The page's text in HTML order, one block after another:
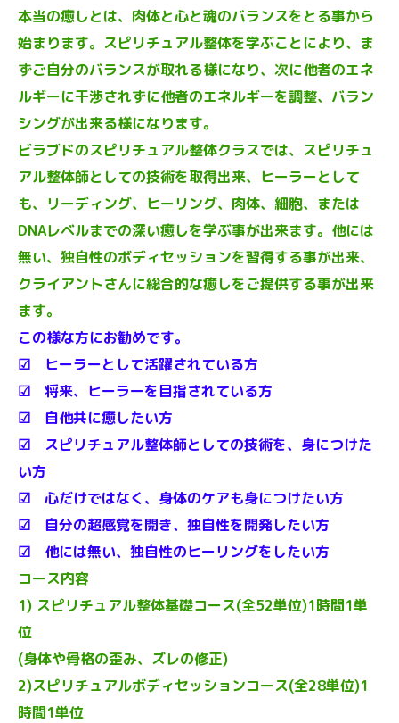
本当の癒しとは、肉体と心と魂のバランスをとる事から
始まります。スピリチュアル整体を学ぶことにより、ま
ずご自分のバランスが取れる様になり、次に他者のエネ
ルギーに干渉されずに他者のエネルギーを調整、バラン
シングが出来る様になります。
ビラブドのスピリチュアル整体クラスでは、スピリチュ
アル整体師としての技術を取得出来、ヒーラーとして
も、リーディング、ヒーリング、肉体、細胞、または
DNAレベルまでの深い癒しを学ぶ事が出来ます。他には
無い、独自性のボディセッションを習得する事が出来、
クライアントさんに総合的な癒しをご提供する事が出来
ます。
この様な方にお勧めです。
☑ ヒーラーとして活躍されている方
☑ 将来、ヒーラーを目指されている方
☑ 自他共に癒したい方
☑ スピリチュアル整体師としての技術を、身につけた
い方
☑ 心だけではなく、身体のケアも身につけたい方
☑ 自分の超感覚を開き、独自性を開発したい方
☑ 他には無い、独自性のヒーリングをしたい方
コース内容
1) スピリチュアル整体基礎コース(全52単位)1時間1単
位
(身体や骨格の歪み、ズレの修正)
2)スピリチュアルボディセッションコース(全28単位)1
時間1単位